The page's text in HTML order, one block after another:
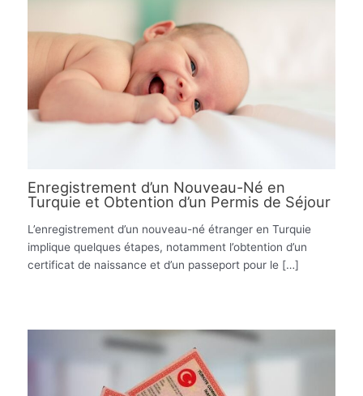
Enregistrement d’un Nouveau-Né en
Turquie et Obtention d’un Permis de Séjour
L’enregistrement d’un nouveau-né étranger en Turquie
implique quelques étapes, notamment l’obtention d’un
certificat de naissance et d’un passeport pour le […]